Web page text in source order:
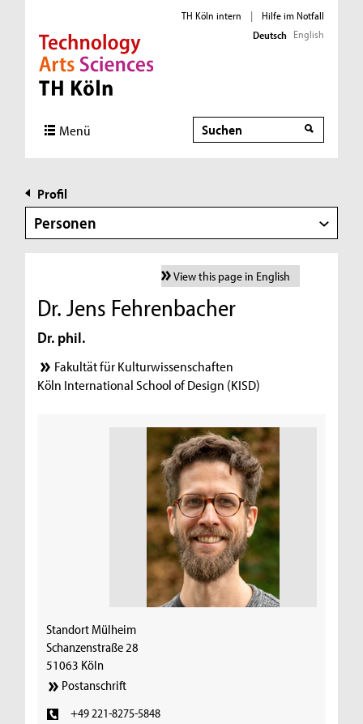
Direkt zur Hauptnavigation
Direkt zur Subnavigation
Direkt zum Inhalt
Direkt zum Fußbereich
TH Köln intern |
Hilfe im Notfall
Deutsch English
Menü Suche
Profil
Personen
View this page in English
Dr. Jens Fehrenbacher
Dr. phil.
Fakultät für Kulturwissenschaften
Köln International School of Design (KISD)
Standort Mülheim
Schanzenstraße 28
51063 Köln
Postanschrift
+49 221-8275-5848